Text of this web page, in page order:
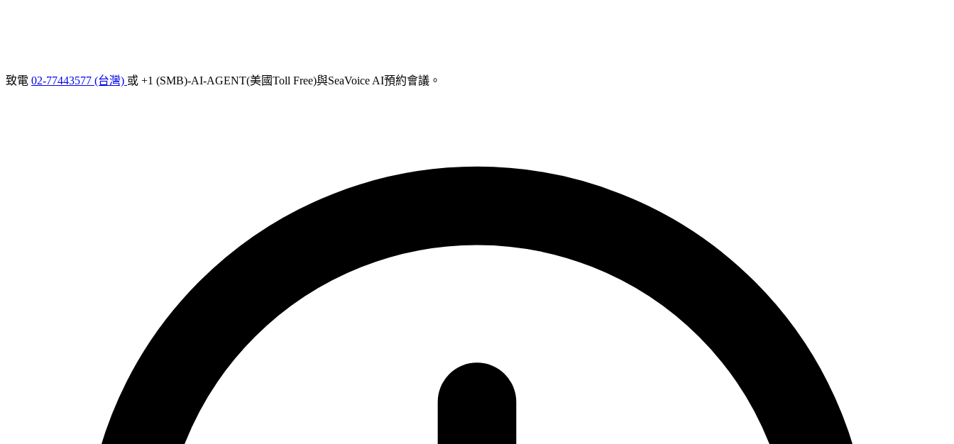
致電 02-77443577 (台灣) 或 +1 (SMB)-AI-AGENT(美國Toll Free)與SeaVoice AI預約會議。